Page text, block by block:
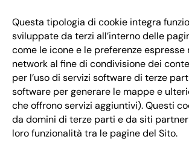
Questa tipologia di cookie integra
sviluppate da terzi all’interno delle
come le icone e le preferenze espresse
network al fine di condivisione dei
per l’uso di servizi software di terze
software per generare le mappe e
che offrono servizi aggiuntivi). Questi
da domini di terze parti e da siti
loro funzionalità tra le pagine del Sito.